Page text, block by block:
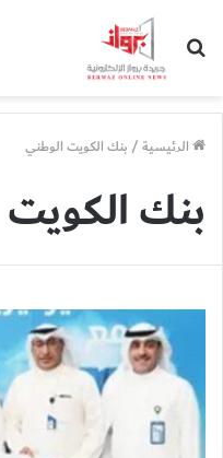
الرئيسية/بنك الكويت الوطني
بنك